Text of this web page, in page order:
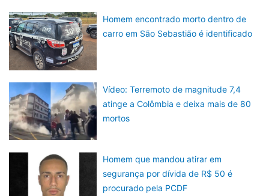
Homem encontrado morto dentro de
carro em São Sebastião é identificado
Vídeo: Terremoto de magnitude 7,4
atinge a Colômbia e deixa mais de 80
mortos
Homem que mandou atirar em
segurança por dívida de R$ 50 é
procurado pela PCDF